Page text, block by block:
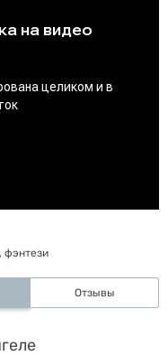
фэнтези
Отзывы